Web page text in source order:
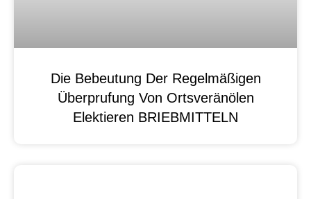
Die Bebeutung Der Regelmäßigen
Überprufung Von Ortsveränölen
Elektieren BRIEBMITTELN